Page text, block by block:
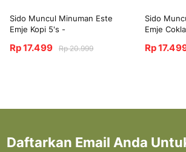
Sido Muncul Minuman Este
Emje Kopi 5's -
Rp 17.499 Rp 20.999
Sido
Emje
Rp
Daftarkan Email Anda